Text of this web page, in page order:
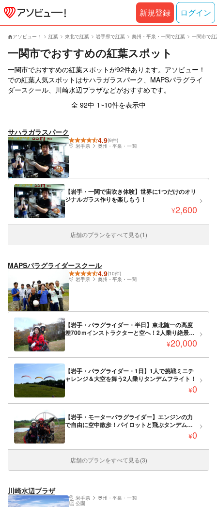
アソビュー！ 紅葉 東北で紅葉 岩手県で紅葉 奥州・平泉・一関で紅葉 一関市で
一関市でおすすめの紅葉スポット
一関市でおすすめの紅葉スポットが92件あります。アソビュー！
での紅葉人気スポットはサハラガラスパーク、MAPSパラグライ
ダースクール、川崎水辺プラザなどがおすすめです。
全 92中 1~10件を表示中
サハラガラスパーク
4.9(9件)
岩手県
奥州・平泉・一関
【岩手・一関で宙吹き体験】世界に1つだけのオリ
ジナルガラス作りを楽しもう！
¥2,600
店舗のプランをすべて見る(1)
MAPSパラグライダースクール
4.9(10件)
岩手県
奥州・平泉・一関
【岩手・パラグライダー・半日】東北随一の高度
差700ｍインストラクターと空へ！2人乗り絶景タ
ンデムフライト 1日１名様限定（同グループ内の
¥20,000
【岩手・パラグライダー・1日】1人で挑戦ミニチ
ャレンジ＆大空を舞う2人乗りタンデムフライト！
¥0
【岩手・モーターパラグライダー】エンジンの力
で自由に空中散歩！パイロットと飛ぶタンデムフ
¥0
店舗のプランをすべて見る(3)
川崎水辺プラザ
岩手県 奥州・平泉・一関
公園
新規登録 ログイン